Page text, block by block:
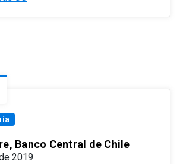
Banco Central de Chile
2019